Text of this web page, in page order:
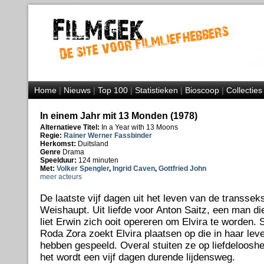
Home|Nieuws|Top 100|Statistieken|Bioscoop|Collecties
In einem Jahr mit 13 Monden (1978)
Alternatieve Titel: In a Year with 13 Moons
Regie: Rainer Werner Fassbinder
Herkomst: Duitsland
Genre Drama
Speelduur: 124 minuten
Met: Volker Spengler, Ingrid Caven, Gottfried John
meer acteurs
De laatste vijf dagen uit het leven van de
Weishaupt. Uit liefde voor Anton Saitz, een man
liet Erwin zich ooit opereren om Elvira te worden.
Roda Zora zoekt Elvira plaatsen op die in haar
hebben gespeeld. Overal stuiten ze op
het wordt een vijf dagen durende lijdensweg.